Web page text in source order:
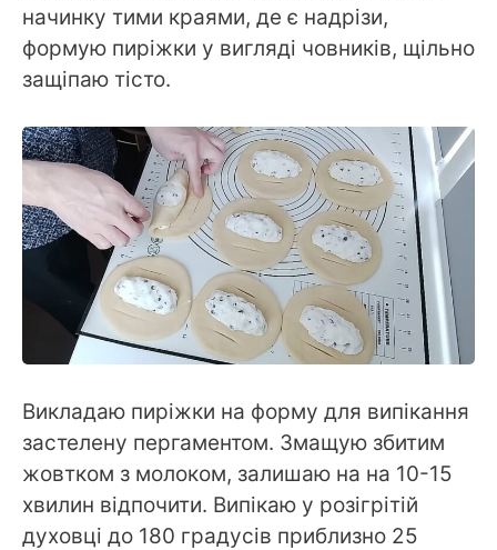
начинку тими краями, де є надрізи,
формую пиріжки у вигляді човників, щільно
защіпаю тісто.
Викладаю пиріжки на форму для випікання
застелену пергаментом. Змащую збитим
жовтком з молоком, залишаю на на 10-15
хвилин відпочити. Випікаю у розігрітій
духовці до 180 градусів приблизно 25